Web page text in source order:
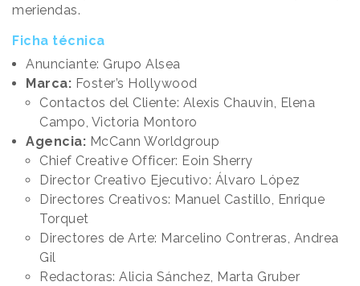
meriendas.
Ficha técnica
Anunciante: Grupo Alsea
Marca: Foster’s Hollywood
Contactos del Cliente: Alexis Chauvin, Elena
Campo, Victoria Montoro
Agencia: McCann Worldgroup
Chief Creative Officer: Eoin Sherry
Director Creativo Ejecutivo: Álvaro López
Directores Creativos: Manuel Castillo, Enrique
Torquet
Directores de Arte: Marcelino Contreras, Andrea
Gil
Redactoras: Alicia Sánchez, Marta Gruber